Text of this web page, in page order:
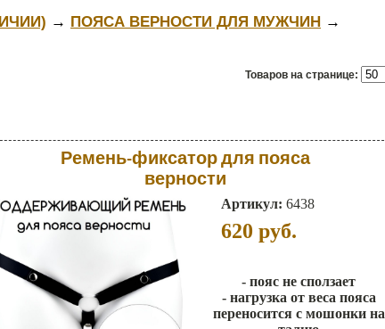
→ ПОЯСА ВЕРНОСТИ ДЛЯ МУЖЧИН →
Товаров на странице:
Ремень-фиксатор для пояса
верности
Артикул: 6438
620 руб.
- пояс не сползает
- нагрузка от веса пояса
переносится с мошонки на